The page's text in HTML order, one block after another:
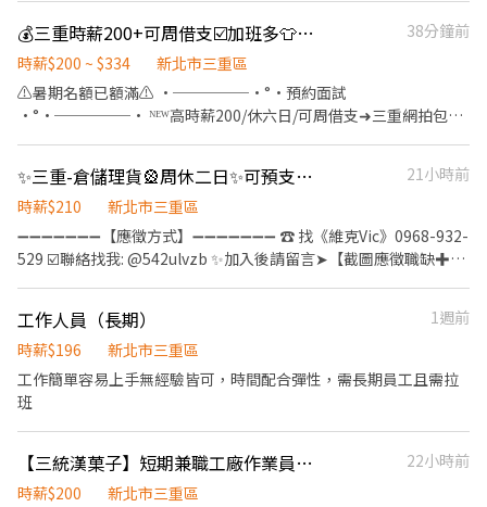
💰三重時薪200+可周借支☑️加班多👕服飾理貨包裝
38分鐘前
時薪$200 ~ $334
新北市三重區
⚠️暑期名額已額滿⚠️ •─────•°•預約面試
•°•─────• ᴺᴱᵂ高時薪200/休六日/可周借支➜三重網拍包裝
•─────•°•職缺重點•°•─────• ☑️【優質廠區】知
名衝鋒衣品牌 ☑️【職缺優點】冷氣廠房、免經驗、免學歷、便服上
班、可周借支 ☑️ 歡迎暑期學生打工、等當兵、待業空窗期
•─────•°•時間薪資•°•─────• ⏰【日班】09:00 ~
可領【$55K】 •─────•°•職缺介紹•°•─────• 【工
作地點】新北市三重區重化街 【工作內容】衣服包裝理貨、分類封
合加班 【休假】休六日見紅休 【休息】用餐30分鐘、上間休10分鐘
【用餐】自理（可外出，廠內有微波爐） 【發薪】每月15號發薪⭕️
可周借支 •─────•°•享有福利•°•─────• ➊享勞
保、健保、團保、勞退6％ ➋到職滿3個月享三節禮金或禮品 ➌到職
✨三重-倉儲理貨🎡周休二日✨可預支✨-萬VV
21小時前
時薪$210
新北市三重區
➖➖➖➖➖➖➖【應徵方式】➖➖➖➖➖➖➖ ☎️ 找《維克Vic》0968-932-
529 ☑️聯絡找我: @542ulvzb ✨加入後請留言➤【截圖應徵職缺✚姓
諮詢⭕️安心上工 ➖➖➖➖➖➖➖➖➖➖➖➖➖➖➖➖➖➖➖ ⭕主要產品 產
品：玩具 1貨櫃卸貨、商品貼標、撿貨、包裝出貨 2庫存維護與盤點
3倉庫環境整理 4視進出貨量配合輪調工作崗位內容 *做事細心佳、
手腳俐落、動作要快 *可接受搬重(3KG內)有輔助工具 - ⭕ 工作內容
餐，公司有冰箱、微波爐 ➖➖➖➖➖➖➖【應徵方式】➖➖➖➖➖➖➖ ☎️
找《維克Vic》0968-932-529 ☑️聯絡找我: @542ulvzb ✨加入後請
工作人員（長期）
1週前
時薪$196
新北市三重區
工作簡單容易上手無經驗皆可，時間配合彈性，需長期員工且需拉
班
【三統漢菓子】短期兼職工廠作業員-三重(至115/9/18，須配合完整檔期)
22小時前
時薪$200
新北市三重區